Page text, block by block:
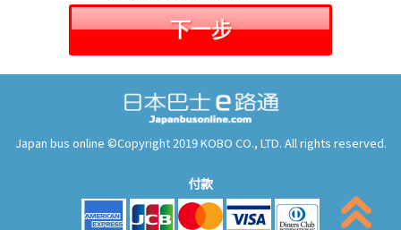
下一步
Japan bus online ©Copyright 2019 KOBO CO., LTD. All rights reserved.
付款